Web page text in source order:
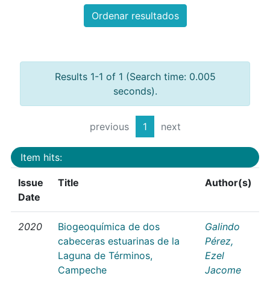
Ordenar resultados
Results 1-1 of 1 (Search time: 0.005
seconds).
previous 1 next
Item hits:
Issue
Date
Title Author(s)
2020
Biogeoquímica de dos
cabeceras estuarinas de la
Laguna de Términos,
Campeche
Galindo
Pérez,
Ezel
Jacome